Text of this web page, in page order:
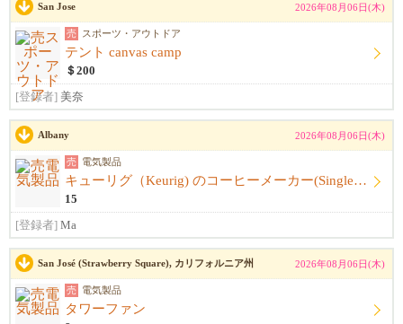
San Jose 2026年08月06日(木)
売 スポーツ・アウトドア
テント canvas camp
＄200
[登録者] 美奈
Albany 2026年08月06日(木)
売 電気製品
キューリグ（Keurig) のコーヒーメーカー(Single Serve Coffee) Maker
15
[登録者] Ma
San José (Strawberry Square), カリフォルニア州 2026年08月06日(木)
売 電気製品
タワーファン